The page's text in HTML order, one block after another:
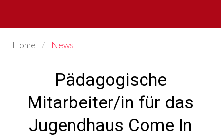
Home News
Pädagogische
Mitarbeiter/in für das
Jugendhaus Come In